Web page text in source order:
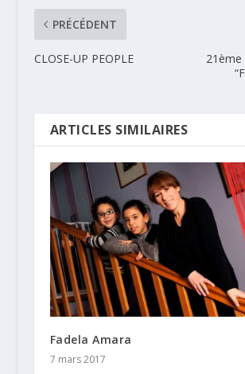
PRÉCÉDENT
CLOSE-UP PEOPLE
21ème
ARTICLES SIMILAIRES
Fadela Amara
7 mars 2017